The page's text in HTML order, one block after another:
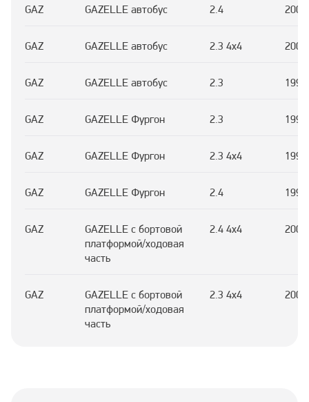
GAZ GAZELLE автобус 2.4
GAZ GAZELLE автобус 2.3 4x4
GAZ GAZELLE автобус 2.3
GAZ GAZELLE Фургон 2.3
GAZ GAZELLE Фургон 2.3 4x4
GAZ GAZELLE Фургон 2.4
GAZ
GAZELLE c бортовой
платформой/ходовая
часть
2.4 4x4
GAZ
GAZELLE c бортовой
платформой/ходовая
часть
2.3 4x4